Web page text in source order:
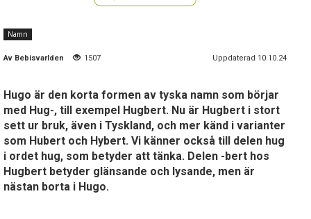
Namn
Av Bebisvarlden 1507 Uppdaterad 10.10.24
Hugo är den korta formen av tyska namn som börjar
med Hug-, till exempel Hugbert. Nu är Hugbert i stort
sett ur bruk, även i Tyskland, och mer känd i varianter
som Hubert och Hybert. Vi känner också till delen hug
i ordet hug, som betyder att tänka. Delen -bert hos
Hugbert betyder glänsande och lysande, men är
nästan borta i Hugo.